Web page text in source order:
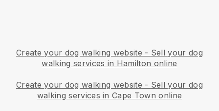
Create your dog walking website - Sell your dog
walking services in Hamilton online
Create your dog walking website - Sell your dog
walking services in Cape Town online